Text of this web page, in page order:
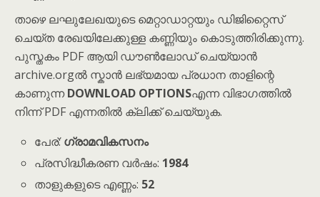
താഴെ ലഘുലേഖയുടെ മെറ്റാഡാറ്റയും ഡിജിറ്റൈസ്
ചെയ്ത രേഖയിലേക്കുള്ള കണ്ണിയും കൊടുത്തിരിക്കുന്നു.
പുസ്തകം PDF ആയി ഡൗൺലോഡ് ചെയ്യാൻ
archive.orgൽ സ്കാൻ ലഭ്യമായ പ്രധാന താളിന്റെ
കാണുന്നDOWNLOAD OPTIONSഎന്ന വിഭാഗത്തിൽ
നിന്ന് PDF എന്നതിൽ ക്ലിക്ക് ചെയ്യുക.
പേര്:ഗ്രാമവികസനം
പ്രസിദ്ധീകരണ വർഷം: 1984
താളുകളുടെ എണ്ണം: 52